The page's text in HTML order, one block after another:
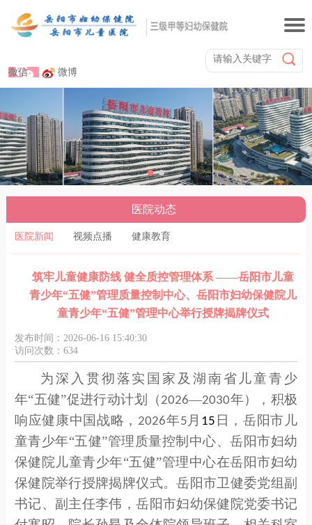
微信 微博
医院动态
医院新闻 视频点播 健康教育
筑牢儿童健康防线 健全质控管理体系 ——岳阳市儿童
青少年“五健”管理质量控制中心、岳阳市妇幼保健院儿
童青少年“五健”管理中心举行授牌揭牌仪式
发布时间：2026-06-16 15:40:30
访问次数：634
为深入贯彻落实国家及湖南省儿童青少
年“五健”促进行动计划（ 2026—2030年），积极
响应健康中国战略， 2026年5 月 15 日 ，岳阳市儿
童青少年“五健”管理质量控制中心、岳阳市妇幼
保健院儿童青少年“五健”管理中心在岳阳市妇幼
保健院举行授牌揭牌仪式。岳阳市卫健委党组副
书记、副主任李伟，岳阳市妇幼保健院党委书记